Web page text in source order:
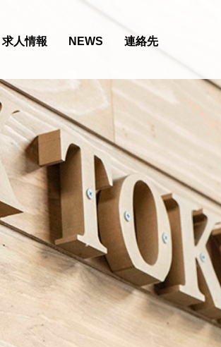
求人情報 NEWS 連絡先